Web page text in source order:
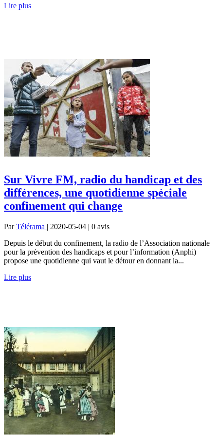
Lire plus
Sur Vivre FM, radio du handicap et des
différences, une quotidienne spéciale
confinement qui change
ParTélérama | 2020-05-04 | 0 avis
Depuis le début du confinement, la radio de l’Association nationale
pour la prévention des handicaps et pour l’information (Anphi)
propose une quotidienne qui vaut le détour en donnant la...
Lire plus